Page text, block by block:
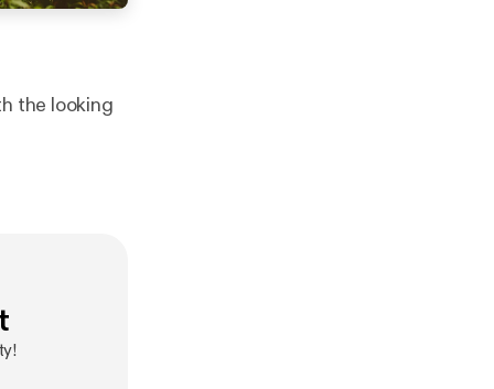
the looking